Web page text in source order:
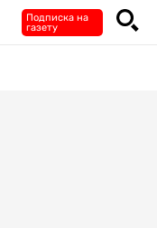
Подписка на
газету